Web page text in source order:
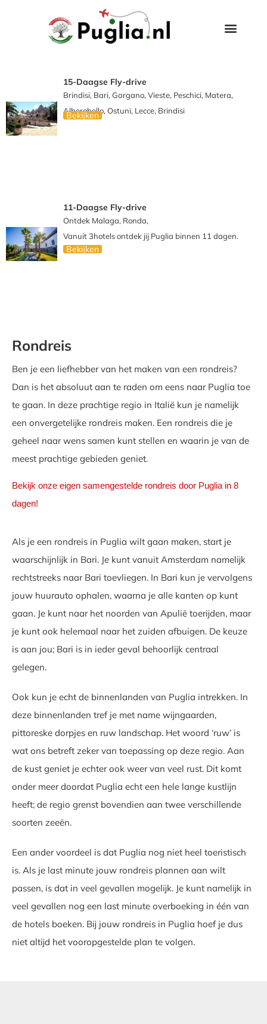
15-Daagse Fly-drive
Brindisi, Bari, Gargano, Vieste, Peschici, Matera,
Alberobello, Ostuni, Lecce, Brindisi
Bekijken
11-Daagse Fly-drive
Ontdek Malaga, Ronda,
Vanuit 3hotels ontdek jij Puglia binnen 11 dagen.
Bekijken
Rondreis
Ben je een liefhebber van het maken van een rondreis?
Dan is het absoluut aan te raden om eens naar Puglia toe
te gaan. In deze prachtige regio in Italië kun je namelijk
een onvergetelijke rondreis maken. Een rondreis die je
geheel naar wens samen kunt stellen en waarin je van de
meest prachtige gebieden geniet.
Bekijk onze eigen samengestelde rondreis door Puglia in 8
dagen!
Als je een rondreis in Puglia wilt gaan maken, start je
waarschijnlijk in Bari. Je kunt vanuit Amsterdam namelijk
rechtstreeks naar Bari toevliegen. In Bari kun je vervolgens
jouw huurauto ophalen, waarna je alle kanten op kunt
gaan. Je kunt naar het noorden van Apulië toerijden, maar
je kunt ook helemaal naar het zuiden afbuigen. De keuze
is aan jou; Bari is in ieder geval behoorlijk centraal
gelegen.
Ook kun je echt de binnenlanden van Puglia intrekken. In
deze binnenlanden tref je met name wijngaarden,
pittoreske dorpjes en ruw landschap. Het woord ‘ruw’ is
wat ons betreft zeker van toepassing op deze regio. Aan
de kust geniet je echter ook weer van veel rust. Dit komt
onder meer doordat Puglia echt een hele lange kustlijn
heeft; de regio grenst bovendien aan twee verschillende
soorten zeeën.
Een ander voordeel is dat Puglia nog niet heel toeristisch
is. Als je last minute jouw rondreis plannen aan wilt
passen, is dat in veel gevallen mogelijk. Je kunt namelijk in
veel gevallen nog een last minute overboeking in één van
de hotels boeken. Bij jouw rondreis in Puglia hoef je dus
niet altijd het vooropgestelde plan te volgen.